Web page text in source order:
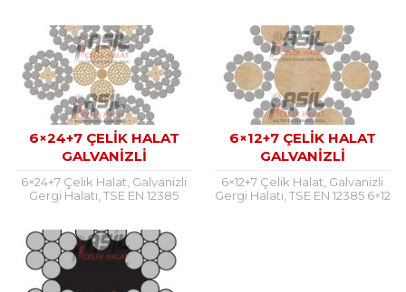
Çelik Halat Kullanım Yeri:
Genel...
6×24+7 ÇELIK HALAT
GALVANIZLI
6×24+7 Çelik Halat, Galvanizli
Gergi Halatı, TSE EN 12385
Halat Kullanım...
6×12+7 ÇELIK HALAT
GALVANIZLI
6×12+7 Çelik Halat, Galvanizli
Gergi Halatı, TSE EN 12385 6×12